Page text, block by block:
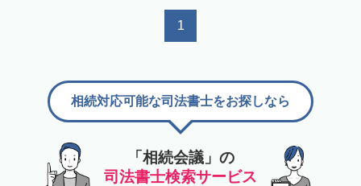
1
「相続会議」の
司法書士検索サービス
相続対応可能な司法書士をお探しなら